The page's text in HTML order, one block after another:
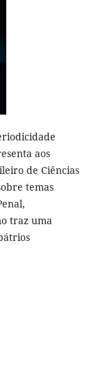
aos
de Ciências
temas
traz uma